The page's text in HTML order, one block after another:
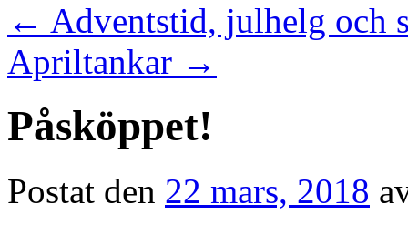
← Adventstid, julhelg och
Apriltankar →
Påsköppet!
Postat den 22 mars, 2018